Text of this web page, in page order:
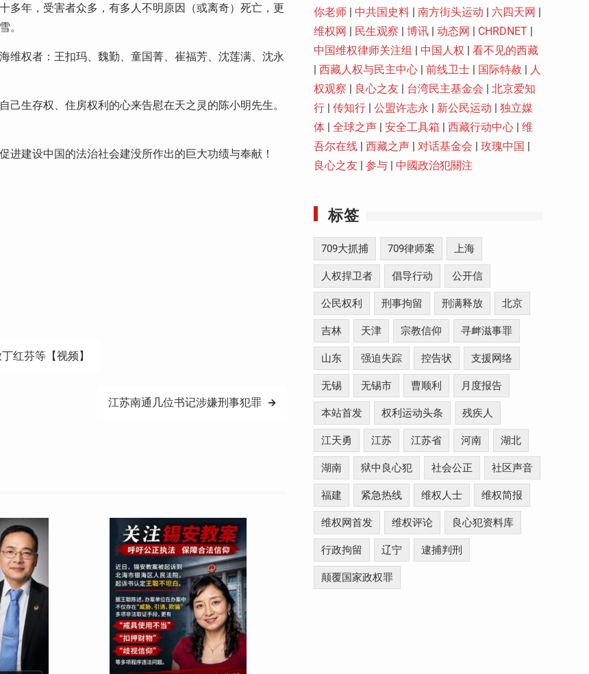
多年，受害者众多，有多人不明原因（或离奇）死亡，更
。
维权者：王扣玛、魏勤、童国菁、崔福芳、沈莲满、沈永
生存权、住房权利的心来告慰在天之灵的陈小明先生。
建设中国的法治社会建没所作出的巨大功绩与奉献！
红芬等【视频】
江苏南通几位书记涉嫌刑事犯罪
你老师 | 中共国史料 | 南方街头运动 | 六四天网 |
维权网 | 民生观察 | 博讯 | 动态网 | CHRDNET |
中国维权律师关注组 | 中国人权 | 看不见的西藏
| 西藏人权与民主中心 | 前线卫士 | 国际特赦 | 人
权观察 | 良心之友 | 台湾民主基金会 | 北京爱知
行 | 传知行 | 公盟许志永 | 新公民运动 | 独立媒
体 | 全球之声 | 安全工具箱 | 西藏行动中心 | 维
吾尔在线 | 西藏之声 | 对话基金会 | 玫瑰中国 |
良心之友 | 参与 | 中國政治犯關注
标签
709大抓捕 709律师案 上海
人权捍卫者 倡导行动 公开信
公民权利 刑事拘留 刑满释放 北京
吉林 天津 宗教信仰 寻衅滋事罪
山东 强迫失踪 控告状 支援网络
无锡 无锡市 曹顺利 月度报告
本站首发 权利运动头条 残疾人
江天勇 江苏 江苏省 河南 湖北
湖南 狱中良心犯 社会公正 社区声音
福建 紧急热线 维权人士 维权简报
维权网首发 维权评论 良心犯资料库
行政拘留 辽宁 逮捕判刑
颠覆国家政权罪